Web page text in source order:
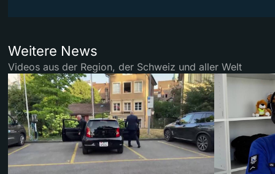
Weitere News
Videos aus der Region, der Schweiz und aller Welt